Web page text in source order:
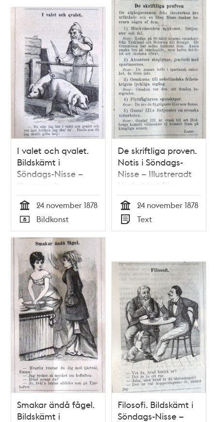
I valet och qvalet.
Bildskämt i
Söndags-Nisse –
Illustreradt
Veckoblad för
Skämt, Humor och
Satir, nr 47, den 24
november 1878
Tid
24 november 1878
Typ
Bildkonst
De skriftliga proven.
Notis i Söndags-
Nisse – Illustreradt
Veckoblad för
Skämt, Humor och
Satir, nr 47, den 24
november 1878
Tid
24 november 1878
Typ
Text
Smakar ändå fågel.
Bildskämt i
Filosofi. Bildskämt i
Söndags-Nisse –